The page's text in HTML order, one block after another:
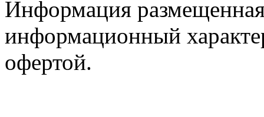
Информация
информационный
офертой.